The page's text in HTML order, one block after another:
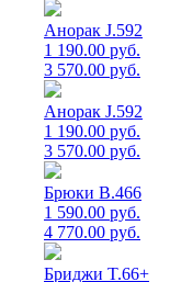
Анорак J.592
1 190.00 руб.
3 570.00 руб.
Анорак J.592
1 190.00 руб.
3 570.00 руб.
Брюки B.466
1 590.00 руб.
4 770.00 руб.
Бриджи T.66+